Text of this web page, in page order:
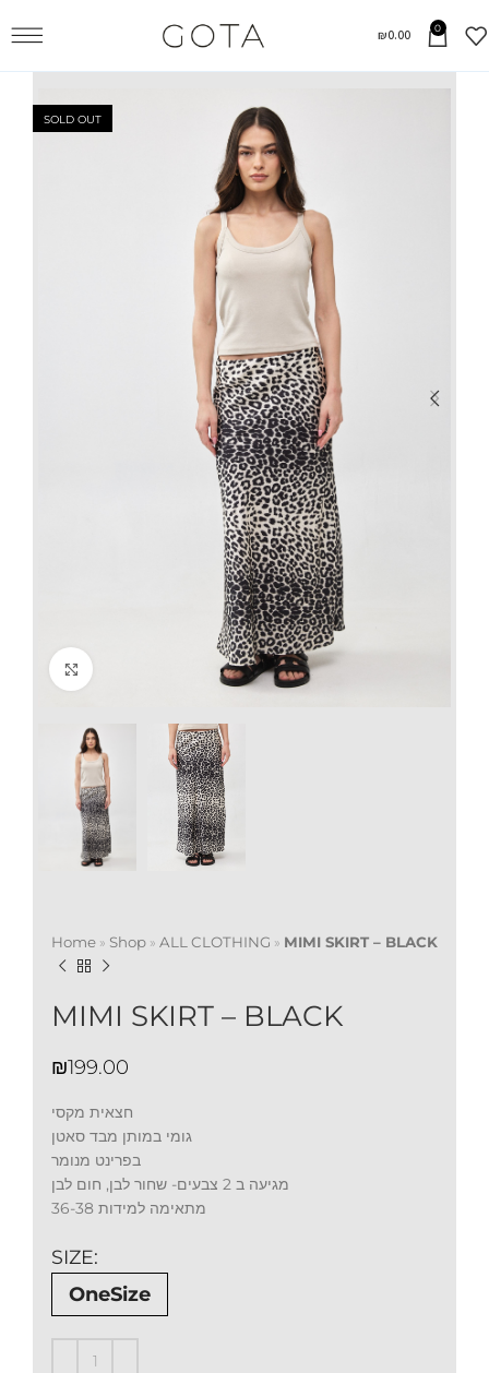
0
₪0.00
SOLD OUT
Home » Shop » ALL CLOTHING » MIMI SKIRT – BLACK
MIMI SKIRT – BLACK
₪
חצאית מקסי
גומי במותן מבד סאטן
בפרינט מנומר
מגיעה ב 2 צבעים- שחור לבן, חום לבן
מתאימה למידות 36-38
SIZE
OneSize